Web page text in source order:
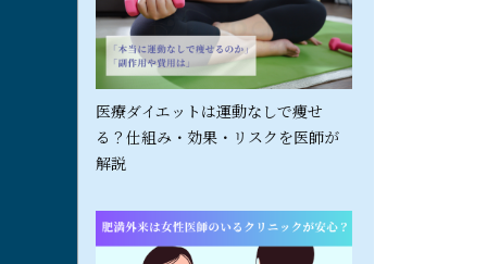
医療ダイエットは運動なしで痩せ
る？仕組み・効果・リスクを医師が
解説